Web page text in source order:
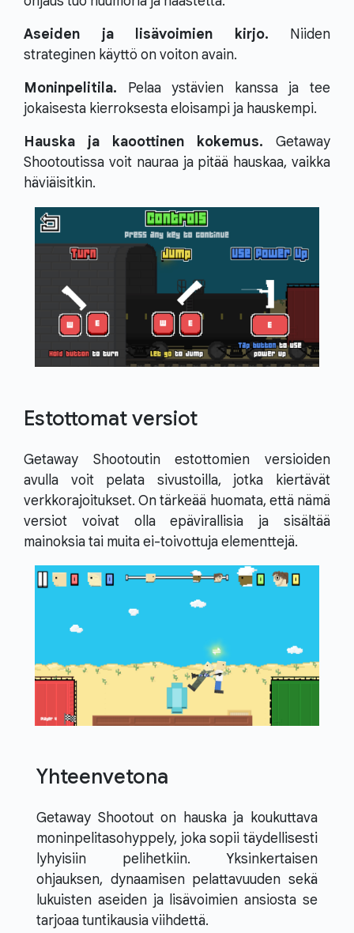
Aseiden ja lisävoimien kirjo. Niiden
strateginen käyttö on voiton avain.
Moninpelitila. Pelaa ystävien kanssa ja tee
jokaisesta kierroksesta eloisampi ja hauskempi.
Hauska ja kaoottinen kokemus. Getaway
Shootoutissa voit nauraa ja pitää hauskaa, vaikka
häviäisitkin.
Estottomat versiot
Getaway Shootoutin estottomien versioiden
avulla voit pelata sivustoilla, jotka kiertävät
verkkorajoitukset. On tärkeää huomata, että nämä
versiot voivat olla epävirallisia ja sisältää
mainoksia tai muita ei-toivottuja elementtejä.
Yhteenvetona
Getaway Shootout on hauska ja koukuttava
moninpelitasohyppely, joka sopii täydellisesti
lyhyisiin pelihetkiin. Yksinkertaisen
ohjauksen, dynaamisen pelattavuuden sekä
lukuisten aseiden ja lisävoimien ansiosta se
tarjoaa tuntikausia viihdettä.